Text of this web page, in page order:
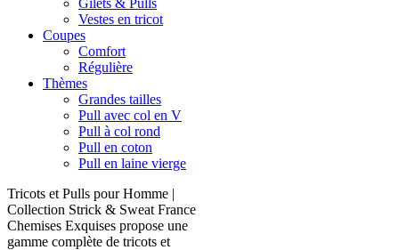
Gilets & Pulls
Vestes en tricot
Coupes
Comfort
Régulière
Thèmes
Grandes tailles
Pull avec col en V
Pull à col rond
Pull en coton
Pull en laine vierge
Tricots et Pulls pour Homme |
Collection Strick & Sweat France
Chemises Exquises propose une
gamme complète de tricots et